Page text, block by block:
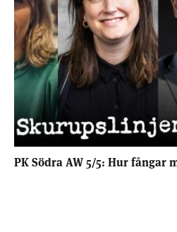
PK Södra AW 5/5: Hur fångar